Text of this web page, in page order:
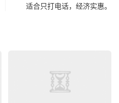
适合只打电话，经济实惠。